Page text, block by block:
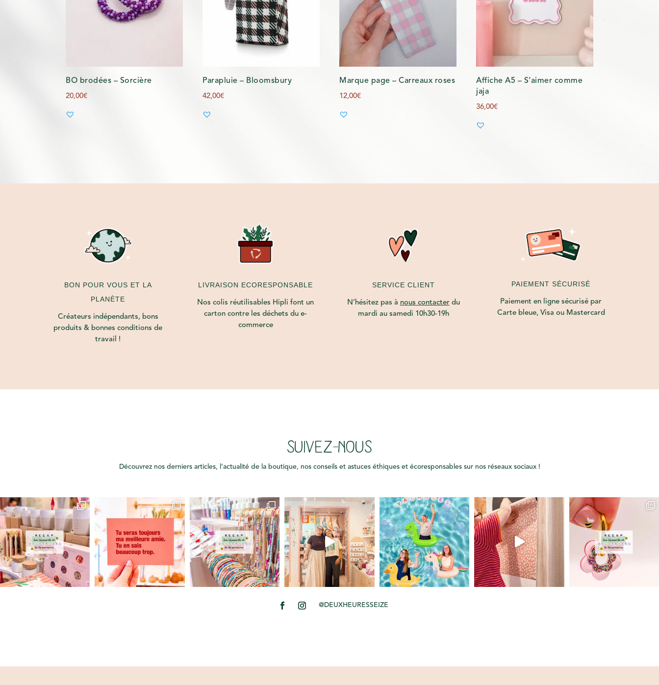
BO brodées – Sorcière
20,00€
Parapluie – Bloomsbury
42,00€
Marque page – Carreaux roses
12,00€
Affiche A5 – S’aimer comme
jaja
36,00€
BON POUR VOUS ET LA
PLANÈTE
Créateurs indépendants, bons
produits & bonnes conditions de
travail !
LIVRAISON ECORESPONSABLE
Nos colis réutilisables Hipli font un
carton contre les déchets du e-
commerce
SERVICE CLIENT
N’hésitez pas à nous contacter du
mardi au samedi 10h30-19h
PAIEMENT SÉCURISÉ
Paiement en ligne sécurisé par
Carte bleue, Visa ou Mastercard
SUIVEZ-NOUS
Découvrez nos derniers articles, l’actualité de la boutique, nos conseils et astuces éthiques et écoresponsables sur nos réseaux sociaux !
@DEUXHEURESSEIZE